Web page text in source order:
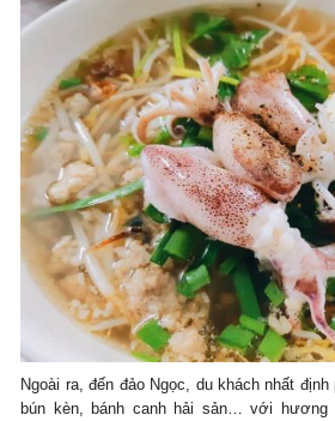
Ngoài ra, đến đảo Ngọc, du khách nhất
bún kèn, bánh canh hải sản… với hương